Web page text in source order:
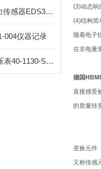
HYDAC贺德克压力传感器EDS344-3-400-000全产品全系列
004仪器记录
Ashcroft雅斯科差压表40-1130-S-D-25-L-0/0.075MPA现货原厂到货
(3)动态响
(4)结构简
随着电子
在非电量
德国HBM
直接感受
的质量转
变换元件
又称传感